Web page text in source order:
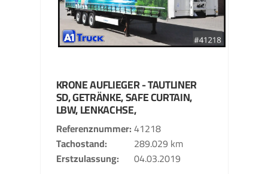
KRONEAUFLIEGER - TAUTLINER
SD, GETRÄNKE, SAFE CURTAIN,
LBW, LENKACHSE,
Referenznummer 41218
Tachostand
289.029 km
Erstzulassung
04.03.2019